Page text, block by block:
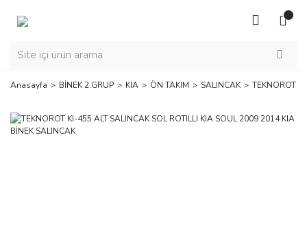
Anasayfa BİNEK 2.GRUP KIA ÖN TAKIM SALINCAK TEKNOROT